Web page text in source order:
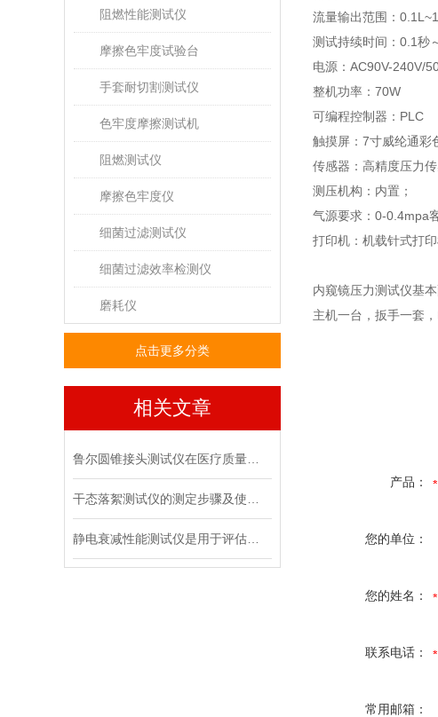
阻燃性能测试仪
摩擦色牢度试验台
手套耐切割测试仪
色牢度摩擦测试机
阻燃测试仪
摩擦色牢度仪
细菌过滤测试仪
细菌过滤效率检测仪
磨耗仪
点击更多分类
相关文章
流量输出范围：
测试持续时间： 0.1秒
电源： AC90V-240V/
整机功率： 70W
可编程控制器： PLC
触摸屏： 7寸威纶通彩
传感器：高精度压力
测压机构：内置 ；
气源要求： 0-0.4mpa
打印机：机载针式打
内窥镜压力测试仪基本
主机一台， 扳手一套
产品：
您的单位：
您的姓名：
联系电话：
常用邮箱：